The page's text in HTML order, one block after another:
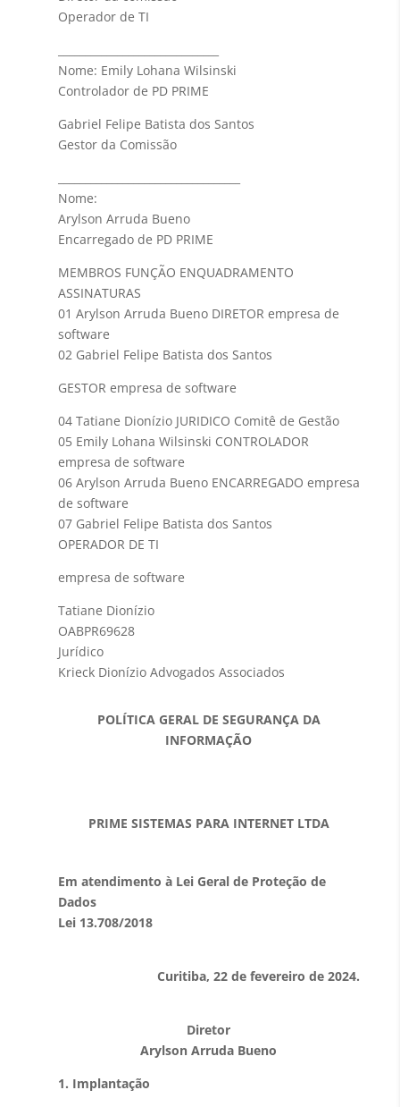
Operador de TI
Nome: Emily Lohana Wilsinski
Controlador de PD PRIME
Gabriel Felipe Batista dos Santos
Gestor da Comissão
Nome:
Arylson Arruda Bueno
Encarregado de PD PRIME
MEMBROS FUNÇÃO ENQUADRAMENTO
ASSINATURAS
01 Arylson Arruda Bueno DIRETOR empresa de
software
02 Gabriel Felipe Batista dos Santos
GESTOR empresa de software
04 Tatiane Dionízio JURIDICO Comitê de Gestão
05 Emily Lohana Wilsinski CONTROLADOR
empresa de software
06 Arylson Arruda Bueno ENCARREGADO empresa
de software
07 Gabriel Felipe Batista dos Santos
OPERADOR DE TI
empresa de software
Tatiane Dionízio
OABPR69628
Jurídico
Krieck Dionízio Advogados Associados
POLÍTICA GERAL DE SEGURANÇA DA
INFORMAÇÃO
PRIME SISTEMAS PARA INTERNET LTDA
Em atendimento à Lei Geral de Proteção de
Dados
Lei 13.708/2018
Curitiba, 22 de fevereiro de 2024.
Diretor
Arylson Arruda Bueno
1. Implantação